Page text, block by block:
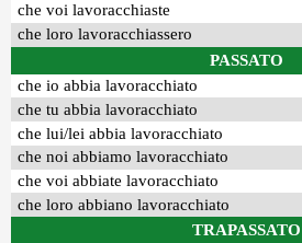
che voi lavoracchiaste
che loro lavoracchiassero
PASSATO
che io abbia lavoracchiato
che tu abbia lavoracchiato
che lui/lei abbia lavoracchiato
che noi abbiamo lavoracchiato
che voi abbiate lavoracchiato
che loro abbiano lavoracchiato
TRAPASSATO